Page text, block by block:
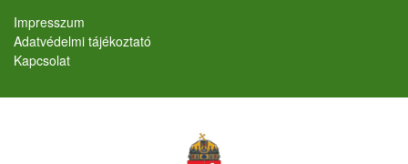
Lábléc
Impresszum
Adatvédelmi tájékoztató
Kapcsolat